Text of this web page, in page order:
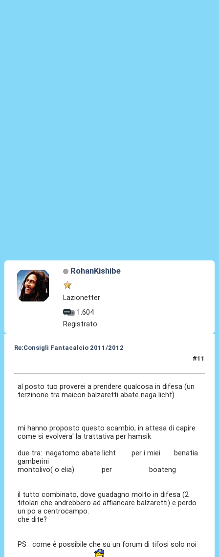
RohanKishibe
Lazionetter
1.604
Registrato
Re:Consigli Fantacalcio 2011/2012
#11
al posto tuo proverei a prendere qualcosa in difesa (un
terzinone tra maicon balzaretti abate naga licht)
mi hanno proposto questo scambio, in attesa di capire
come si evolvera' la trattativa per hamsik
due tra: nagatomo abate licht per i miei benatia
gamberini
montolivo( o elia) per boateng
il tutto combinato, dove guadagno molto in difesa (2
titolari che andrebbero ad affiancare balzaretti) e perdo
un po a centrocampo.
che dite?
PS come è possibile che su un forum di tifosi solo noi